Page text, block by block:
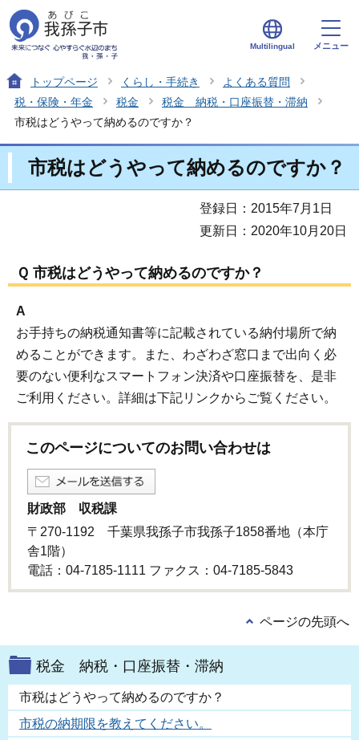
Multilingual メニュー
トップページ くらし・手続き
よくある質問
税・保険・年金
税金
税金 納税・口座振替・滞納
市税はどうやって納めるのですか？
市税はどうやって納めるのですか？
登録日：2015年7月1日
更新日：2020年10月20日
Ｑ 市税はどうやって納めるのですか？
A
お手持ちの納税通知書等に記載されている納付場所で納
めることができます。また、わざわざ窓口まで出向く必
要のない便利なスマートフォン決済や口座振替を、是非
ご利用ください。詳細は下記リンクからご覧ください。
このページについてのお問い合わせは
財政部 収税課
〒270-1192 千葉県我孫子市我孫子1858番地（本庁
舎1階）
電話：04-7185-1111 ファクス：04-7185-5843
ページの先頭へ
税金 納税・口座振替・滞納
市税はどうやって納めるのですか？
市税の納期限を教えてください。